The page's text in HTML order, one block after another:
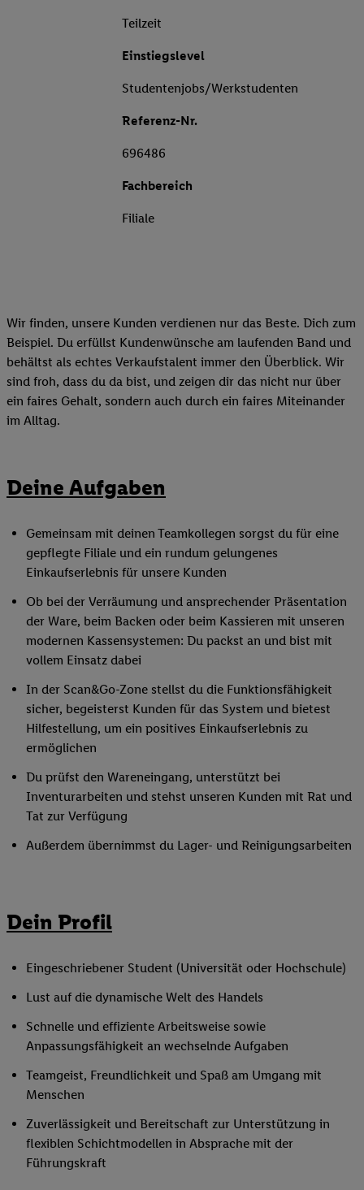
Teilzeit
Einstiegslevel
Studentenjobs/Werkstudenten
Referenz-Nr.
696486
Fachbereich
Filiale
Wir finden, unsere Kunden verdienen nur das Beste. Dich zum
Beispiel. Du erfüllst Kundenwünsche am laufenden Band und
behältst als echtes Verkaufstalent immer den Überblick. Wir
sind froh, dass du da bist, und zeigen dir das nicht nur über
ein faires Gehalt, sondern auch durch ein faires Miteinander
im Alltag.
Deine Aufgaben
Gemeinsam mit deinen Teamkollegen sorgst du für eine
gepflegte Filiale und ein rundum gelungenes
Einkaufserlebnis für unsere Kunden
Ob bei der Verräumung und ansprechender Präsentation
der Ware, beim Backen oder beim Kassieren mit unseren
modernen Kassensystemen: Du packst an und bist mit
vollem Einsatz dabei
In der Scan&Go-Zone stellst du die Funktionsfähigkeit
sicher, begeisterst Kunden für das System und bietest
Hilfestellung, um ein positives Einkaufserlebnis zu
ermöglichen
Du prüfst den Wareneingang, unterstützt bei
Inventurarbeiten und stehst unseren Kunden mit Rat und
Tat zur Verfügung
Außerdem übernimmst du Lager- und Reinigungsarbeiten
Dein Profil
Eingeschriebener Student (Universität oder Hochschule)
Lust auf die dynamische Welt des Handels
Schnelle und effiziente Arbeitsweise sowie
Anpassungsfähigkeit an wechselnde Aufgaben
Teamgeist, Freundlichkeit und Spaß am Umgang mit
Menschen
Zuverlässigkeit und Bereitschaft zur Unterstützung in
flexiblen Schichtmodellen in Absprache mit der
Führungskraft